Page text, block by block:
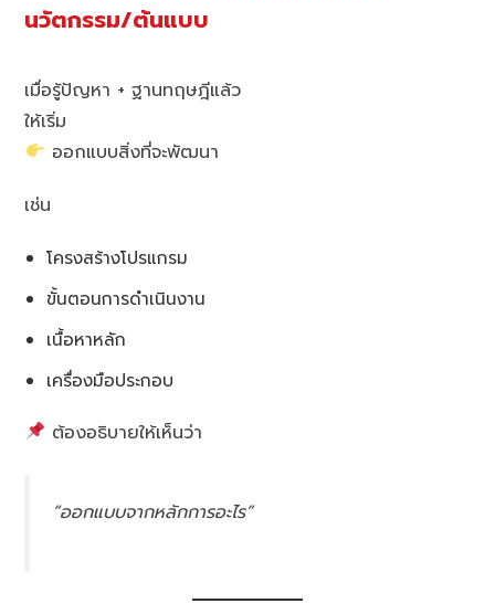
นวัตกรรม/ต้นแบบ
เมื่อรู้ปัญหา + ฐานทฤษฎีแล้ว
ให้เริ่ม
ออกแบบสิ่งที่จะพัฒนา
เช่น
โครงสร้างโปรแกรม
ขั้นตอนการดำเนินงาน
เนื้อหาหลัก
เครื่องมือประกอบ
ต้องอธิบายให้เห็นว่า
“ออกแบบจากหลักการอะไร”